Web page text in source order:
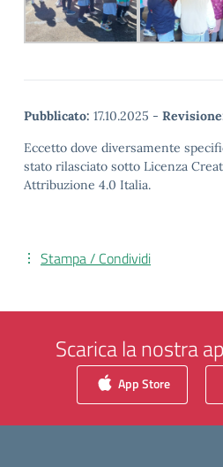
Pubblicato: 17.10.2025 -
Eccetto dove diversamente
stato rilasciato sotto Licenza
Attribuzione 4.0 Italia.
Stampa / Condividi
Scarica la nostra
App Store